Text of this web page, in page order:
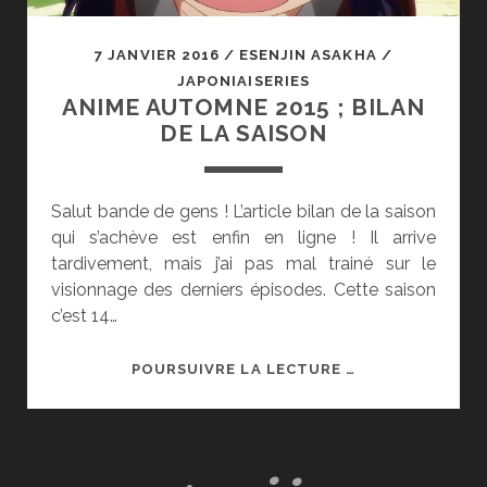
7 JANVIER 2016 / ESENJIN ASAKHA /
JAPONIAISERIES
ANIME AUTOMNE 2015 ; BILAN
DE LA SAISON
Salut bande de gens ! L’article bilan de la saison
qui s’achève est enfin en ligne ! Il arrive
tardivement, mais j’ai pas mal trainé sur le
visionnage des derniers épisodes. Cette saison
c’est 14…
POURSUIVRE LA LECTURE …